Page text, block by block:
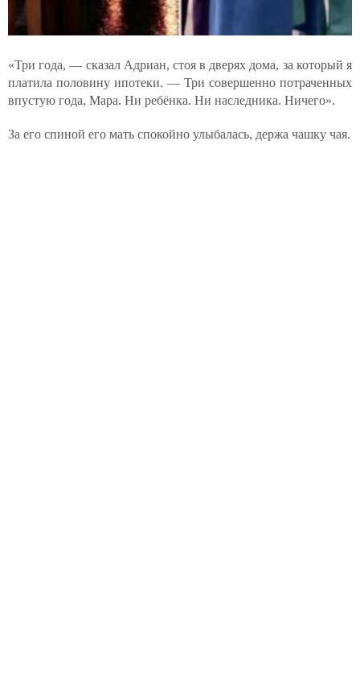
«Три года, — сказал Адриан, стоя в дверях дома, за который я
платила половину ипотеки. — Три совершенно потраченных
впустую года, Мара. Ни ребёнка. Ни наследника. Ничего».
За его спиной его мать спокойно улыбалась, держа чашку чая.